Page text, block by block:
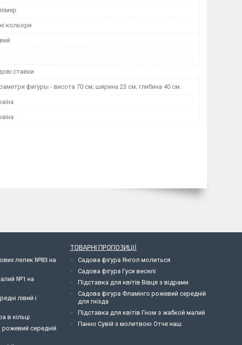
кольори
ставки
фигуры - висота 70 см; ширина 23 см; глибина 40 см.
лелек №83 на
№1 на
лівий і
в кільці
рожевий середній
ТОВАРНІ ПРОПОЗИЦІЇ
Садова фігура Янгол молиться
Садова фігура Гуси веселі
Підставка для квітів Вівця з відрами
Садова фігура Фламінго рожевий середній
для гнізда
Підставка для квітів Гном з жабкой малий
Панно Сувій з молитвою Отче наш